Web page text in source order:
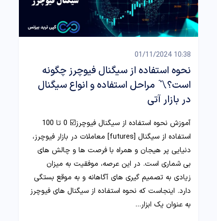
10:38 01/11/2024
نحوه استفاده از سیگنال فیوچرز چگونه
است؟〽️ مراحل استفاده و انواع سیگنال
در بازار آتی
آموزش نحوه استفاده از سیگنال فیوچرز☑️ 0 تا 100
استفاده از سیگنال [futures] معاملات در بازار فیوچرز،
دنیایی پر هیجان و همراه با فرصت ها و چالش های
بی شماری است. در این عرصه، موفقیت به میزان
زیادی به تصمیم گیری های آگاهانه و به موقع بستگی
دارد. اینجاست که نحوه استفاده از سیگنال های فیوچرز
به عنوان یک ابزار…